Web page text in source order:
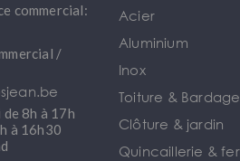
commercial:
/
8h à 17h
à 16h30
Acier
Aluminium
Inox
Toiture & Bardage
Clôture & jardin
Quincaillerie &